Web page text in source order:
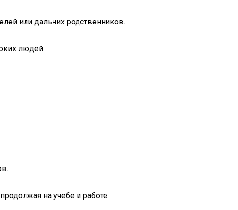
или дальних родственников.
людей.
на учебе и работе.